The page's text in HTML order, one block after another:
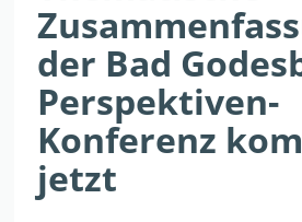
der Bad
Perspektiven-
Konferenz
jetzt